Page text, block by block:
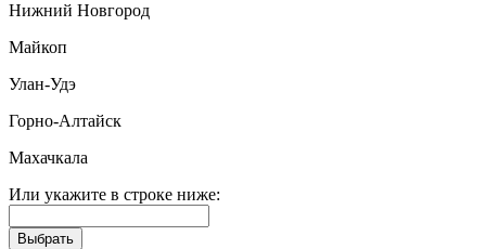
Нижний Новгород
Майкоп
Улан-Удэ
Горно-Алтайск
Махачкала
Или укажите в строке ниже: